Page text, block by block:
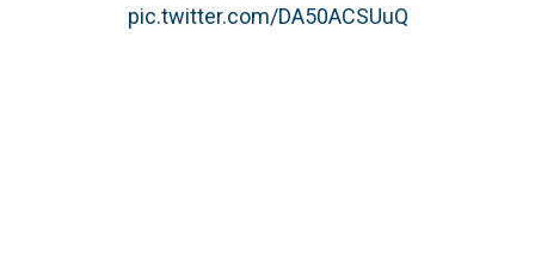
pic.twitter.com/DA50ACSUuQ